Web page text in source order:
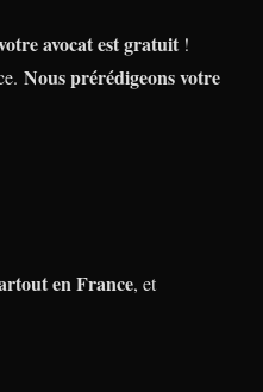
avocat est gratuit !
Nous prérédigeons votre
en France, et